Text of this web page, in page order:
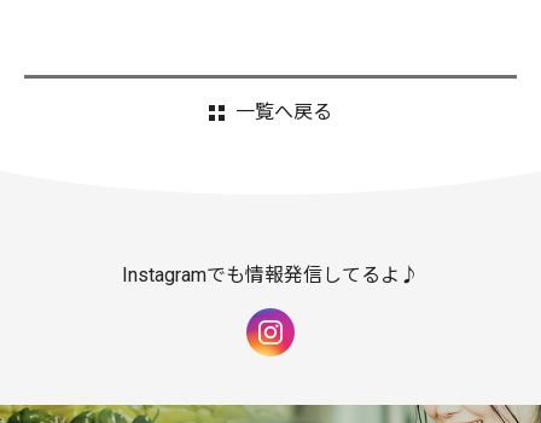
一覧へ戻る
Instagramでも情報発信してるよ♪